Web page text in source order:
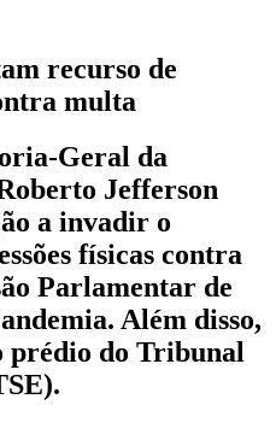
recurso de
multa
Geral da
Jefferson
a invadir o
físicas contra
Parlamentar de
Além disso,
prédio do Tribunal